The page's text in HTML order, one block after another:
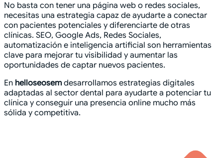
No basta con tener una página web o redes sociales,
necesitas una estrategia capaz de ayudarte a conectar
con pacientes potenciales y diferenciarte de otras
clínicas. SEO, Google Ads, Redes Sociales,
automatización e inteligencia artificial son herramientas
clave para mejorar tu visibilidad y aumentar las
oportunidades de captar nuevos pacientes.
En helloseosem desarrollamos estrategias digitales
adaptadas al sector dental para ayudarte a potenciar tu
clínica y conseguir una presencia online mucho más
sólida y competitiva.